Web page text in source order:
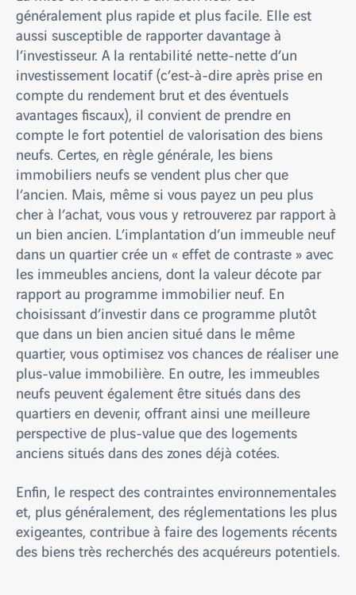
généralement plus rapide et plus facile. Elle est
aussi susceptible de rapporter davantage à
l’investisseur. A la rentabilité nette-nette d’un
investissement locatif (c’est-à-dire après prise en
compte du rendement brut et des éventuels
avantages fiscaux), il convient de prendre en
compte le fort potentiel de valorisation des biens
neufs. Certes, en règle générale, les biens
immobiliers neufs se vendent plus cher que
l’ancien. Mais, même si vous payez un peu plus
cher à l’achat, vous vous y retrouverez par rapport à
un bien ancien. L’implantation d’un immeuble neuf
dans un quartier crée un « effet de contraste » avec
les immeubles anciens, dont la valeur décote par
rapport au programme immobilier neuf. En
choisissant d’investir dans ce programme plutôt
que dans un bien ancien situé dans le même
quartier, vous optimisez vos chances de réaliser une
plus-value immobilière. En outre, les immeubles
neufs peuvent également être situés dans des
quartiers en devenir, offrant ainsi une meilleure
perspective de plus-value que des logements
anciens situés dans des zones déjà cotées.
Enfin, le respect des contraintes environnementales
et, plus généralement, des réglementations les plus
exigeantes, contribue à faire des logements récents
des biens très recherchés des acquéreurs potentiels.